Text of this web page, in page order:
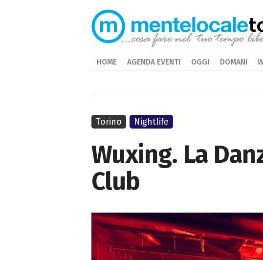
Wuxing. La
Club
Torino Nightlife
HOME AGENDA EVENTI OGGI DOMANI